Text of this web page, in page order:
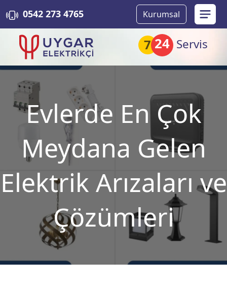
7 24 Servis
0542 273 4765 Kurumsal
Evlerde En Çok
Meydana Gelen
Elektrik Arızaları ve
Çözümleri